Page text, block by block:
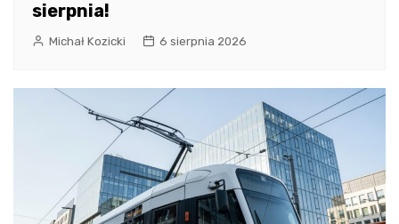
sierpnia!
Michał Kozicki 6 sierpnia 2026